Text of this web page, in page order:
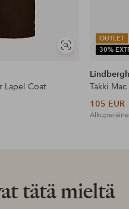
Näytä
Lapel Coat
OUTLET
30%
Lindbergh
Takki
105 EUR
tätä mieltä